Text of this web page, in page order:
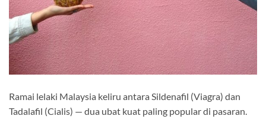
Ramai lelaki Malaysia keliru antara Sildenafil (Viagra) dan
Tadalafil (Cialis) — dua ubat kuat paling popular di pasaran.